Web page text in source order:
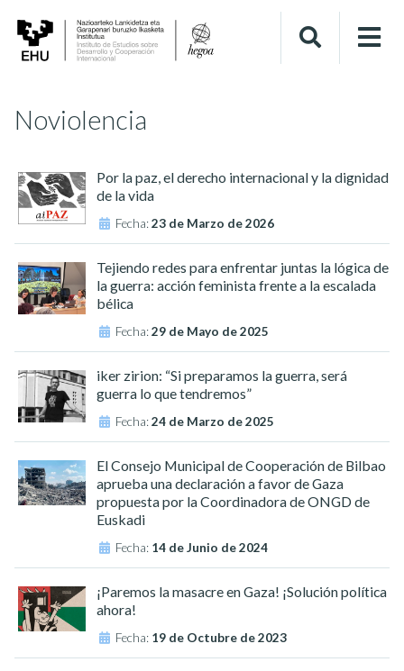
Noviolencia
Por la paz, el derecho internacional y la dignidad
de la vida
Fecha:23 de Marzo de 2026
Tejiendo redes para enfrentar juntas la lógica de
la guerra: acción feminista frente a la escalada
bélica
Fecha:29 de Mayo de 2025
iker zirion: “Si preparamos la guerra, será
guerra lo que tendremos”
Fecha:24 de Marzo de 2025
El Consejo Municipal de Cooperación de Bilbao
aprueba una declaración a favor de Gaza
propuesta por la Coordinadora de ONGD de
Euskadi
Fecha: 14 de Junio de 2024
¡Paremos la masacre en Gaza! ¡Solución política
ahora!
Fecha: 19 de Octubre de 2023